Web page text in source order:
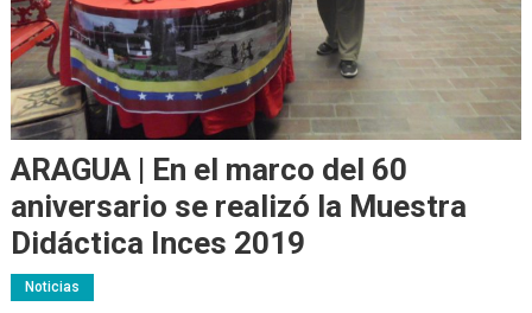
ARAGUA | En el marco del 60
aniversario se realizó la Muestra
Didáctica Inces 2019
Noticias